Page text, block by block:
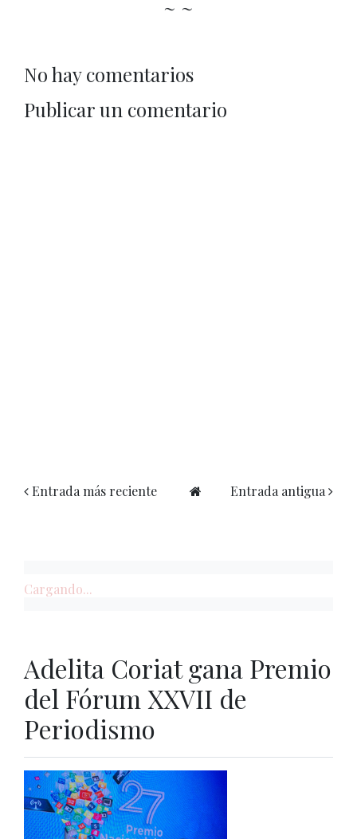
~ ~
No hay comentarios
Publicar un comentario
Entrada más reciente Entrada antigua
Cargando...
Adelita Coriat gana Premio
del Fórum XXVII de
Periodismo